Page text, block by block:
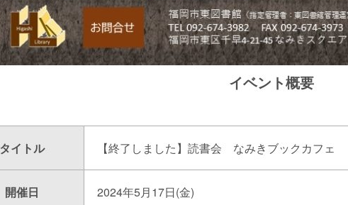
イベント概要
タイトル 【終了しました】読書会 なみきブックカフェ
開催日 2024年5月17日(金)